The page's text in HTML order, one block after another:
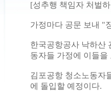
[성추행 책임자 처벌
가정마다 공문 보내 "
한국공항공사 낙하산
동자들 가정에 이들
김포공항 청소노동자
에 돌입할 예정이다.